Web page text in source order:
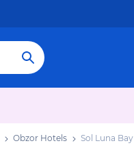
Obzor Hotels Sol Luna Bay